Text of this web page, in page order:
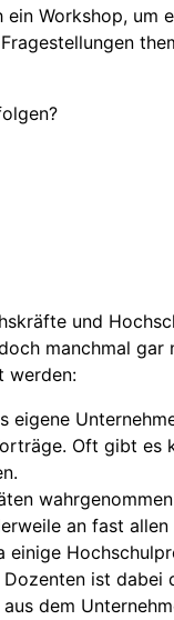
Workshop, um
und
manchmal
werden:
Oft gibt
an fast
ist dabei
dem